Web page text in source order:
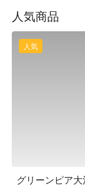
ンデ下部には、
もあります。
人気商品
人気
グリーンピア